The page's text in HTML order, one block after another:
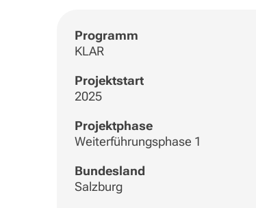
Programm
KLAR
Projektstart
2025
Projektphase
Weiterführungsphase 1
Bundesland
Salzburg